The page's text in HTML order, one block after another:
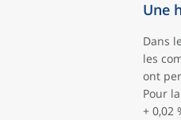
Une
Dans
les
ont
Pour
+ 0,02